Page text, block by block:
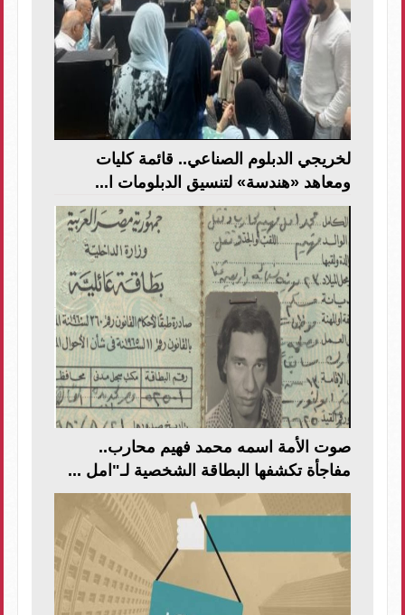
لخريجي الدبلوم الصناعي.. قائمة كليات
ومعاهد «هندسة» لتنسيق الدبلومات ا...
صوت الأمة اسمه محمد فهيم محارب..
مفاجأة تكشفها البطاقة الشخصية لـ"امل ...